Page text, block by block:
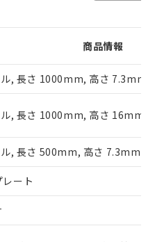
商品情報
, 長さ 1000mm, 高さ 7.3mm
, 長さ 1000mm, 高さ 16mm
, 長さ 500mm, 高さ 7.3mm
ート